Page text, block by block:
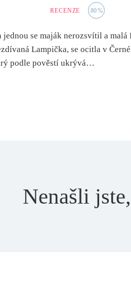
RECENZE 80%
jednou se maják nerozsvítil a malá
Lampička, se ocitla v
podle pověstí ukrývá…
Nenašli